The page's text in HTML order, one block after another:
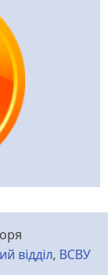
відділ, ВСВУ